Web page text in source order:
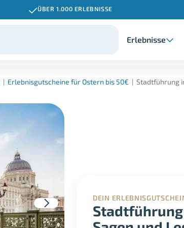
ÜBER 1.000 ERLEBNISSE
Erlebnisse
| Erlebnisgutscheine für Ostern bis 50€ | Stadtführung
DEIN